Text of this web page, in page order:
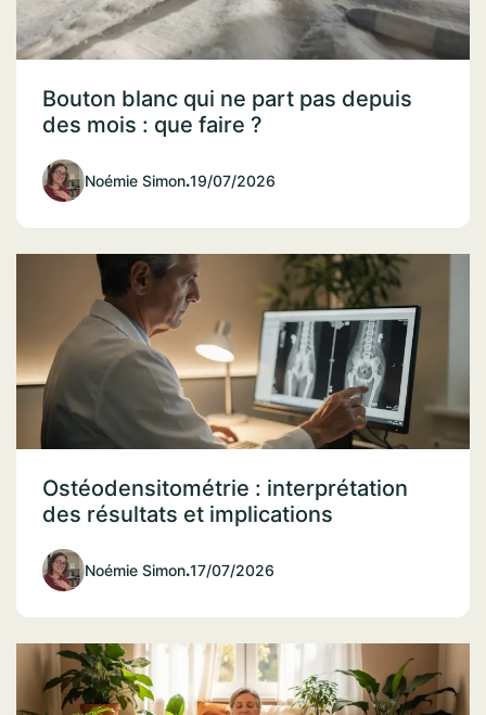
Bouton blanc qui ne part pas depuis
des mois : que faire ?
Noémie Simon.19/07/2026
Ostéodensitométrie : interprétation
des résultats et implications
Noémie Simon.17/07/2026